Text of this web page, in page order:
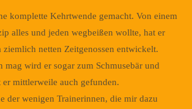
komplette Kehrtwende gemacht. Von einem
alles und jeden wegbeißen wollte, hat er
ziemlich netten Zeitgenossen entwickelt.
mag wird er sogar zum Schmusebär und
er mittlerweile auch gefunden.
der wenigen Trainerinnen, die mir dazu